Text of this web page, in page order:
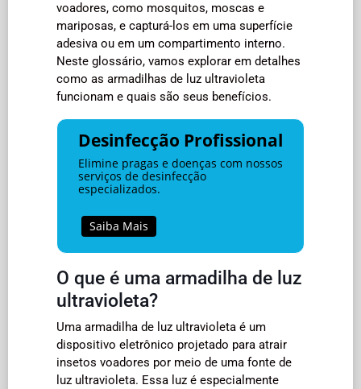
voadores, como mosquitos, moscas e
mariposas, e capturá-los em uma superfície
adesiva ou em um compartimento interno.
Neste glossário, vamos explorar em detalhes
como as armadilhas de luz ultravioleta
funcionam e quais são seus benefícios.
Desinfecção Profissional
Elimine pragas e doenças com nossos
serviços de desinfecção
especializados.
Saiba Mais
O que é uma armadilha de luz
ultravioleta?
Uma armadilha de luz ultravioleta é um
dispositivo eletrônico projetado para atrair
insetos voadores por meio de uma fonte de
luz ultravioleta. Essa luz é especialmente